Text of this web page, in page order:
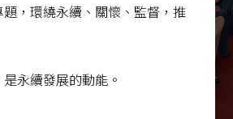
題，環繞永續、關懷、監督，推
永續發展的動能。